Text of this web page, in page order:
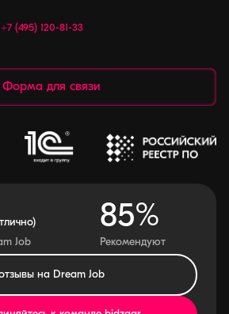
+7 (495) 120-81-33
Форма для связи
Job
85%
Рекомендуют
на Dream Job